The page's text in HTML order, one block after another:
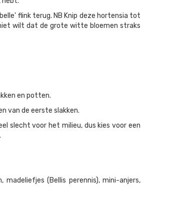
flink terug. NB Knip deze hortensia tot
wilt dat de grote witte bloemen straks
en potten.
van de eerste slakken.
slecht voor het milieu, dus kies voor een
(Bellis perennis), mini-anjers,